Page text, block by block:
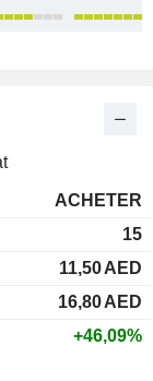
ACHETER
15
11,50AED
16,80AED
+46,09%